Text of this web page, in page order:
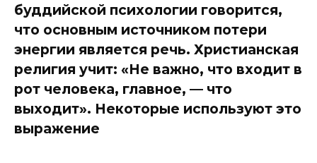
буддийской психологии говорится,
что основным источником потери
энергии является речь. Христианская
религия учит: «Не важно, что входит в
рот человека, главное, — что
выходит». Некоторые используют это
выражение